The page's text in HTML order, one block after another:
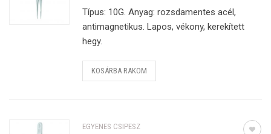
Típus: 10G. Anyag: rozsdamentes acél,
antimagnetikus. Lapos, vékony, kerekített
hegy.
KOSÁRBA RAKOM
EGYENES CSIPESZ